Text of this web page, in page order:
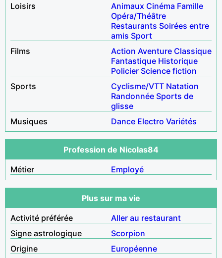
Loisirs
Animaux Cinéma Famille
Opéra/Théâtre
Restaurants Soirées entre
amis Sport
Films
Action Aventure Classique
Fantastique Historique
Policier Science fiction
Sports
Cyclisme/VTT Natation
Randonnée Sports de
glisse
Musiques
Dance Electro Variétés
Profession de Nicolas84
Métier
Employé
Plus sur ma vie
Activité préférée
Aller au restaurant
Signe astrologique
Scorpion
Origine
Européenne